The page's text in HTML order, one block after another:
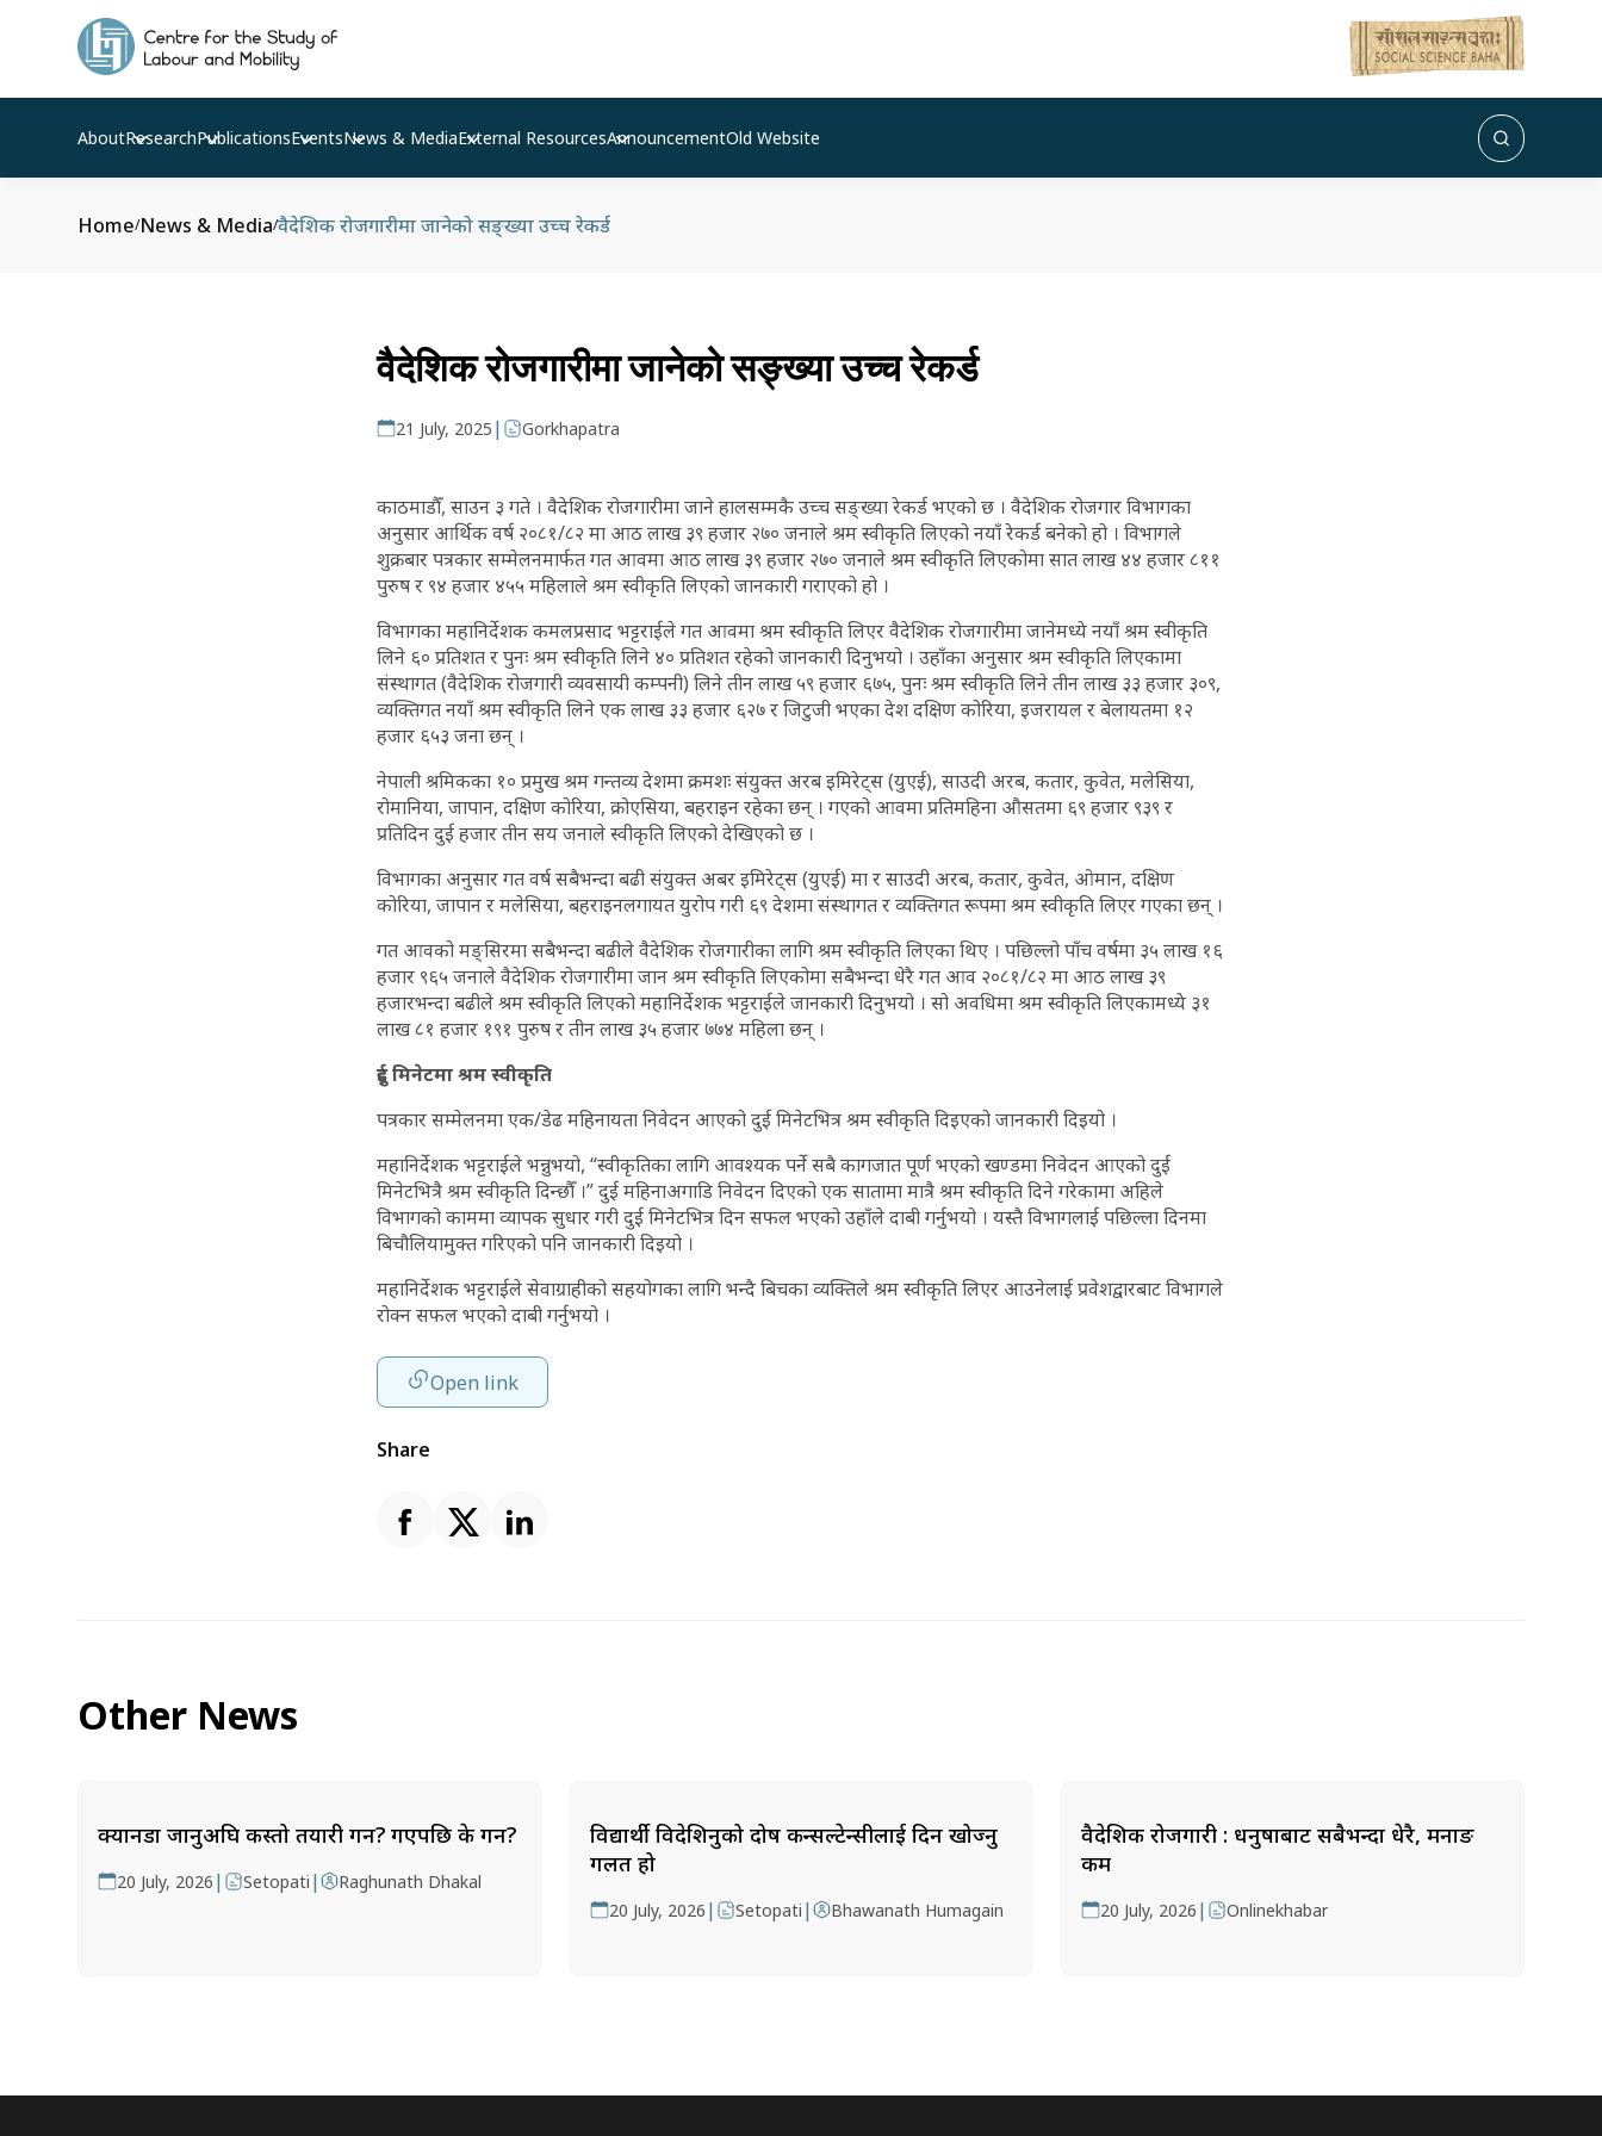
AboutResearchPublicationsEventsNews & MediaExternal ResourcesAnnouncementOld Website
Home/News & Media/वैदेशिक रोजगारीमा जानेको सङ्ख्या उच्च रेकर्ड
वैदेशिक रोजगारीमा जानेको सङ्ख्या उच्च रेकर्ड
21 July, 2025 | Gorkhapatra
काठमाडौँ, साउन ३ गते । वैदेशिक रोजगारीमा जाने हालसम्मकै उच्च सङ्ख्या रेकर्ड भएको छ । वैदेशिक रोजगार विभागका
अनुसार आर्थिक वर्ष २०८१/८२ मा आठ लाख ३९ हजार २७० जनाले श्रम स्वीकृति लिएको नयाँ रेकर्ड बनेको हो । विभागले
शुक्रबार पत्रकार सम्मेलनमार्फत गत आवमा आठ लाख ३९ हजार २७० जनाले श्रम स्वीकृति लिएकोमा सात लाख ४४ हजार ८११
पुरुष र ९४ हजार ४५५ महिलाले श्रम स्वीकृति लिएको जानकारी गराएको हो ।
विभागका महानिर्देशक कमलप्रसाद भट्टराईले गत आवमा श्रम स्वीकृति लिएर वैदेशिक रोजगारीमा जानेमध्ये नयाँ श्रम स्वीकृति
लिने ६० प्रतिशत र पुनः श्रम स्वीकृति लिने ४० प्रतिशत रहेको जानकारी दिनुभयो । उहाँका अनुसार श्रम स्वीकृति लिएकामा
संस्थागत (वैदेशिक रोजगारी व्यवसायी कम्पनी) लिने तीन लाख ५९ हजार ६७५, पुनः श्रम स्वीकृति लिने तीन लाख ३३ हजार ३०९,
व्यक्तिगत नयाँ श्रम स्वीकृति लिने एक लाख ३३ हजार ६२७ र जिटुजी भएका देश दक्षिण कोरिया, इजरायल र बेलायतमा १२
हजार ६५३ जना छन् ।
नेपाली श्रमिकका १० प्रमुख श्रम गन्तव्य देशमा क्रमशः संयुक्त अरब इमिरेट्स (युएई), साउदी अरब, कतार, कुवेत, मलेसिया,
रोमानिया, जापान, दक्षिण कोरिया, क्रोएसिया, बहराइन रहेका छन् । गएको आवमा प्रतिमहिना औसतमा ६९ हजार ९३९ र
प्रतिदिन दुई हजार तीन सय जनाले स्वीकृति लिएको देखिएको छ ।
विभागका अनुसार गत वर्ष सबैभन्दा बढी संयुक्त अबर इमिरेट्स (युएई) मा र साउदी अरब, कतार, कुवेत, ओमान, दक्षिण
कोरिया, जापान र मलेसिया, बहराइनलगायत युरोप गरी ६९ देशमा संस्थागत र व्यक्तिगत रूपमा श्रम स्वीकृति लिएर गएका छन् ।
गत आवको मङ्सिरमा सबैभन्दा बढीले वैदेशिक रोजगारीका लागि श्रम स्वीकृति लिएका थिए । पछिल्लो पाँच वर्षमा ३५ लाख १६
हजार ९६५ जनाले वैदेशिक रोजगारीमा जान श्रम स्वीकृति लिएकोमा सबैभन्दा धेरै गत आव २०८१/८२ मा आठ लाख ३९
हजारभन्दा बढीले श्रम स्वीकृति लिएको महानिर्देशक भट्टराईले जानकारी दिनुभयो । सो अवधिमा श्रम स्वीकृति लिएकामध्ये ३१
लाख ८१ हजार १९१ पुरुष र तीन लाख ३५ हजार ७७४ महिला छन् ।
दुई मिनेटमा श्रम स्वीकृति
पत्रकार सम्मेलनमा एक/डेढ महिनायता निवेदन आएको दुई मिनेटभित्र श्रम स्वीकृति दिइएको जानकारी दिइयो ।
महानिर्देशक भट्टराईले भन्नुभयो, “स्वीकृतिका लागि आवश्यक पर्ने सबै कागजात पूर्ण भएको खण्डमा निवेदन आएको दुई
मिनेटभित्रै श्रम स्वीकृति दिन्छौँ ।” दुई महिनाअगाडि निवेदन दिएको एक सातामा मात्रै श्रम स्वीकृति दिने गरेकामा अहिले
विभागको काममा व्यापक सुधार गरी दुई मिनेटभित्र दिन सफल भएको उहाँले दाबी गर्नुभयो । यस्तै विभागलाई पछिल्ला दिनमा
बिचौलियामुक्त गरिएको पनि जानकारी दिइयो ।
महानिर्देशक भट्टराईले सेवाग्राहीको सहयोगका लागि भन्दै बिचका व्यक्तिले श्रम स्वीकृति लिएर आउनेलाई प्रवेशद्वारबाट विभागले
रोक्न सफल भएको दाबी गर्नुभयो ।
Open link
Share
Other News
क्यानडा जानुअघि कस्तो तयारी गर्ने? गएपछि के गर्ने?
20 July, 2026 | Setopati | Raghunath Dhakal
विद्यार्थी विदेशिनुको दोष कन्सल्टेन्सीलाई दिन खोज्नु
गलत हो
20 July, 2026 | Setopati | Bhawanath Humagain
वैदेशिक रोजगारी : धनुषाबाट सबैभन्दा धेरै, मनाङ
कम
20 July, 2026 | Onlinekhabar